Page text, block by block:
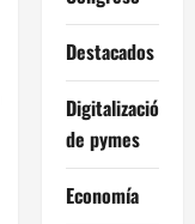
Destacados
Digitalización
de pymes
Economía